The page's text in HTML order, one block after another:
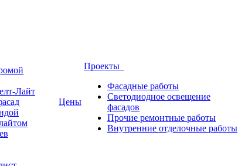
Лайт
Цены
Проекты
Фасадные работы
Светодиодное освещение
фасадов
Прочие ремонтные работы
Внутренние отделочные работы